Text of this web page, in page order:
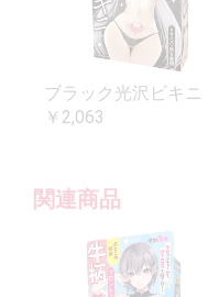
ブラック光沢ビキニ
￥2,063
関連商品